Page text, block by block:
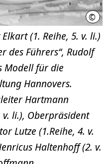
©
(1. Reihe, 5. v. li.)
des Führers“, Rudolf
Modell für die
Hannovers.
Hartmann
li.), Oberpräsident
Lutze (1.Reihe, 4. v.
Haltenhoff (2. v.